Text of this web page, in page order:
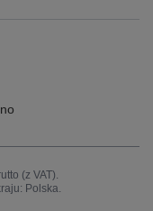
(z VAT).
Polska